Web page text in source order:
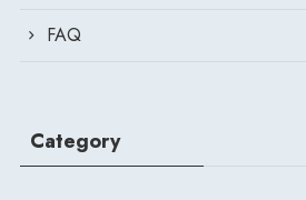
FAQ
Category